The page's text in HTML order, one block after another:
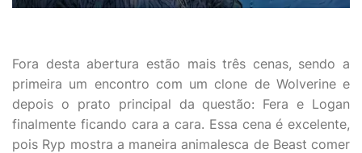
Fora desta abertura estão mais três cenas, sendo a
primeira um encontro com um clone de Wolverine e
depois o prato principal da questão: Fera e Logan
finalmente ficando cara a cara. Essa cena é excelente,
pois Ryp mostra a maneira animalesca de Beast comer